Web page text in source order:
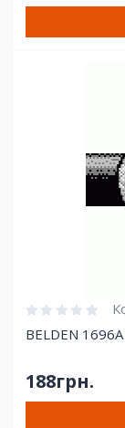
BELDEN
188грн.